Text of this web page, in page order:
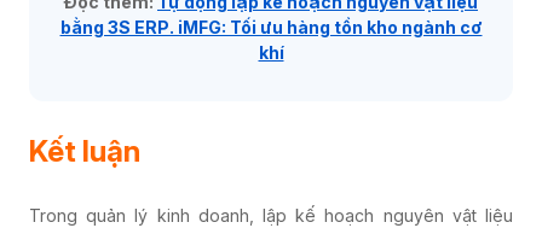
bằng 3S ERP. iMFG: Tối ưu hàng tồn kho ngành cơ
khí
Kết luận
Trong quản lý kinh doanh, lập kế hoạch nguyên vật liệu